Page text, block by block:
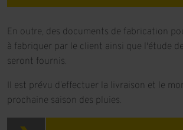
En outre, des documents de fabrication
à fabriquer par le client ainsi que l'étude
seront fournis.
Il est prévu d’effectuer la livraison et le
prochaine saison des pluies.